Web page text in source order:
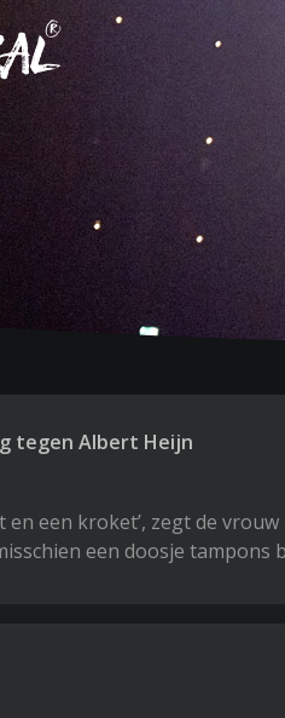
tegen Albert Heijn
en een kroket’, zegt de
een doosje tampons